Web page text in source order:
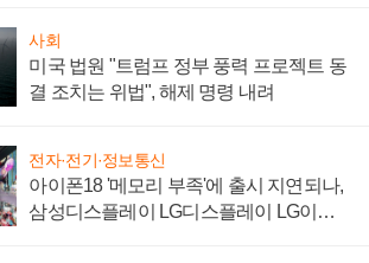
사회
미국 법원 "트럼프 정부 풍력 프로젝트 동
결 조치는 위법", 해제 명령 내려
전자·전기·정보통신
아이폰18 '메모리 부족'에 출시 지연되나,
삼성디스플레이 LG디스플레이 LG이노